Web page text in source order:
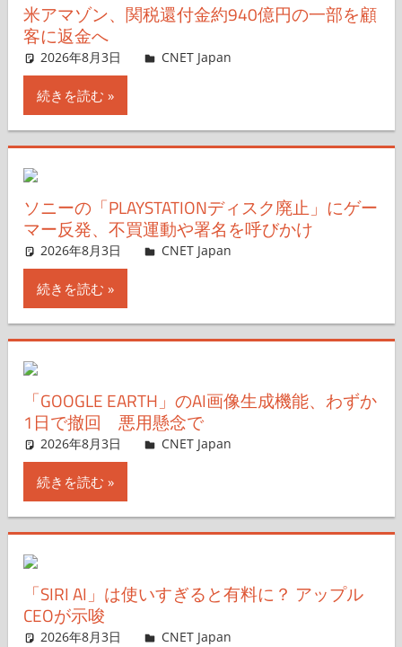
米アマゾン、関税還付金約940億円の一部を顧
客に返金へ
2026年8月3日 CNET Japan
続きを読む
ソニーの「PLAYSTATIONディスク廃止」にゲー
マー反発、不買運動や署名を呼びかけ
2026年8月3日 CNET Japan
続きを読む
「GOOGLE EARTH」のAI画像生成機能、わずか
1日で撤回 悪用懸念で
2026年8月3日 CNET Japan
続きを読む
「SIRI AI」は使いすぎると有料に？ アップル
CEOが示唆
2026年8月3日 CNET Japan